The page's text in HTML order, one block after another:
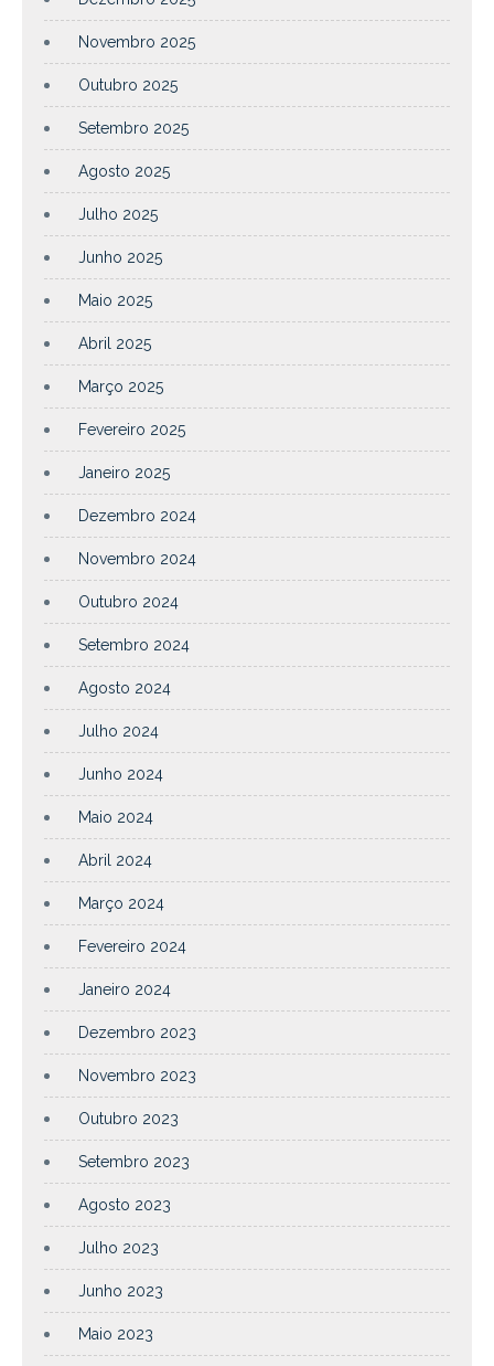
Novembro 2025
Outubro 2025
Setembro 2025
Agosto 2025
Julho 2025
Junho 2025
Maio 2025
Abril 2025
Março 2025
Fevereiro 2025
Janeiro 2025
Dezembro 2024
Novembro 2024
Outubro 2024
Setembro 2024
Agosto 2024
Julho 2024
Junho 2024
Maio 2024
Abril 2024
Março 2024
Fevereiro 2024
Janeiro 2024
Dezembro 2023
Novembro 2023
Outubro 2023
Setembro 2023
Agosto 2023
Julho 2023
Junho 2023
Maio 2023